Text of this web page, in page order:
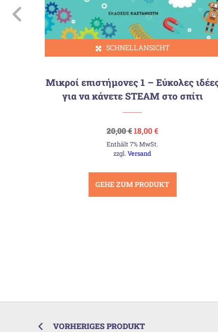
SCHNELLANSICHT
Μικροί επιστήμονες 1 – Εύκολες
για να κάνετε STEAM στο σπίτι
20,00€Ursprünglicher
Preis
war:
20,00 €
18,00€Aktueller
ist:
Enthält 7% MwSt.
zzgl.Versand
GEHE ZUM PRODUKT
VORHERIGES PRODUKT